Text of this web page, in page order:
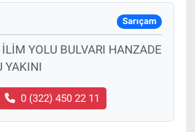
Sarıçam
YOLU BULVARI HANZADE
YAKINI
0 (322) 450 22 11